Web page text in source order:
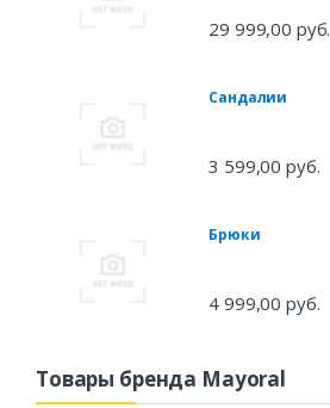
29 999,00 руб.
Сандалии
3 599,00 руб.
Брюки
4 999,00 руб.
Товары бренда Mayoral